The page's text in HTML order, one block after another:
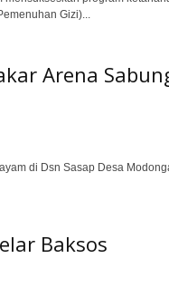
Gizi)...
Arena
di Dsn Sasap Desa
Baksos